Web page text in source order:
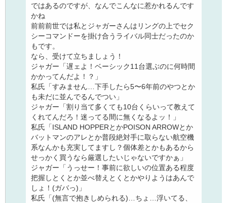
ではあるのですが、なんでこんなに惹かれるんです
かね
前前前世では私とジャガーさんはリングの上でセク
シーコマンドーを掛け合うライバル同士だったのか
もです。
なら、受けて立ちましょう！
ジャガー「遅ェよ！ベーシック11台選ぶのに何時間
かかってんだよ！？」
私氏「すみません…下手したら5〜6年前のやつとか
も未だに並んでるんでつい」
ジャガー「割り当て多くても10台くらいって教えて
くれてんだろ！迷ってる間に無くなるよッ！」
私氏「ISLAND HOPPERとかPOISON ARROWとか
バットマンのアレとか普段絶対手に取らない航空機
系なんかも充実してますし？個体差とかもあるから
せっかく買うなら厳選したいじゃないですかぁ」
ジャガー「うっせー！事前に欲しいの位置ある程度
把握しとくとか並べ替えとくとかやりようはあんで
しょ！(ガバっ)」
私氏「(無言で抱きしめられる)…ちょ…浮いてる、